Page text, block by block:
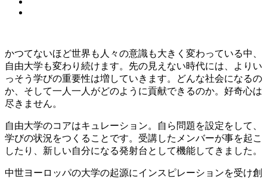
かつてないほど世界も人々の意識も大きく変わっている中、
自由大学も変わり続けます。先の見えない時代には、よりい
っそう学びの重要性は増していきます。どんな社会になるの
か、そして一人一人がどのように貢献できるのか。好奇心は
尽きません。
自由大学のコアはキュレーション。自ら問題を設定をして、
学びの状況をつくることです。受講したメンバーが事を起こ
したり、新しい自分になる発射台として機能してきました。
中世ヨーロッパの大学の起源にインスピレーションを受け創